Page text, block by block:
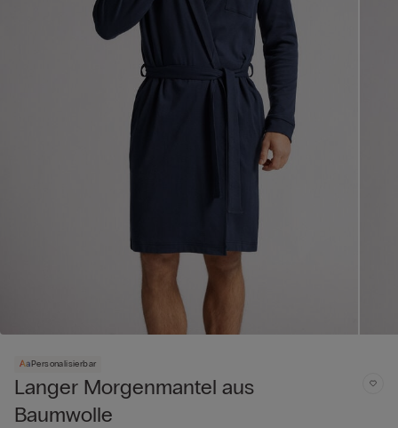
Personalisierbar
Langer Morgenmantel aus
Baumwolle